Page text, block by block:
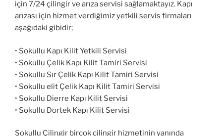
için 7/24 çilingir ve arıza servisi sağlamaktayız. Kapı
arızası için hizmet verdiğimiz yetkili servis firmaları
aşağıdaki gibidir;
• Sokullu Kapı Kilit Yetkili Servisi
• Sokullu Çelik Kapı Kilit Tamiri Servisi
• Sokullu Sır Çelik Kapı Kilit Tamiri Servisi
• Sokullu elit Çelik Kapı Kilit Tamiri Servisi
• Sokullu Dierre Kapı Kilit Servisi
• Sokullu Dortek Kapı Kilit Servisi
Sokullu Çilingir birçok çilingir hizmetinin yanında